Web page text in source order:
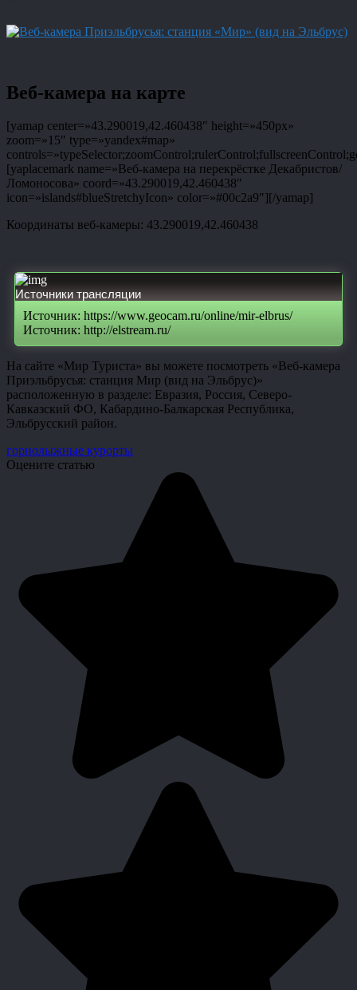
Веб-камера на карте
[yamap center=»43.290019,42.460438″ height=»450px»
zoom=»15″ type=»yandex#map»
[yaplacemark name=»Веб-камера на перекрёстке Декабристов/
Ломоносова» coord=»43.290019,42.460438″
icon=»islands#blueStretchyIcon» color=»#00c2a9″][/yamap]
Координаты веб-камеры: 43.290019,42.460438
Источники трансляции
Источник: https://www.geocam.ru/online/mir-elbrus/
Источник: http://elstream.ru/
На сайте «Мир Туриста» вы можете посмотреть «Веб-камера
Приэльбрусья: станция Мир (вид на Эльбрус)»
расположенную в разделе: Евразия, Россия, Северо-
Кавказский ФО, Кабардино-Балкарская Республика,
Эльбрусский район.
горнолыжные курорты
Оцените статью